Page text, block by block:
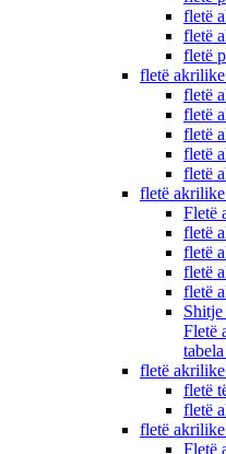
fletë
fletë
fletë
fletë
fletë
fletë
fletë
fletë
fletë
fletë
Fletë
fletë
fletë
fletë
fletë
Fletë
fletë
fletë
fletë
fletë
Fletë